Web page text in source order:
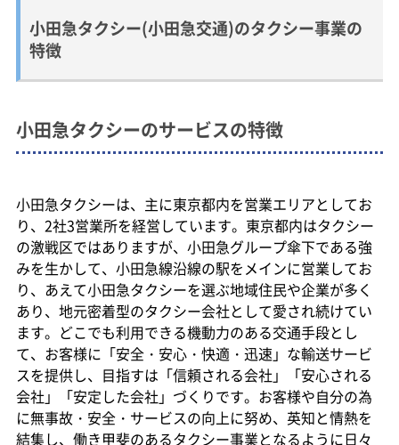
小田急タクシー(小田急交通)のタクシー事業の
特徴
小田急タクシーのサービスの特徴
小田急タクシーは、主に東京都内を営業エリアとしてお
り、2社3営業所を経営しています。東京都内はタクシー
の激戦区ではありますが、小田急グループ傘下である強
みを生かして、小田急線沿線の駅をメインに営業してお
り、あえて小田急タクシーを選ぶ地域住民や企業が多く
あり、地元密着型のタクシー会社として愛され続けてい
ます。どこでも利用できる機動力のある交通手段とし
て、お客様に「安全・安心・快適・迅速」な輸送サービ
スを提供し、目指すは「信頼される会社」「安心される
会社」「安定した会社」づくりです。お客様や自分の為
に無事故・安全・サービスの向上に努め、英知と情熱を
結集し、働き甲斐のあるタクシー事業となるように日々